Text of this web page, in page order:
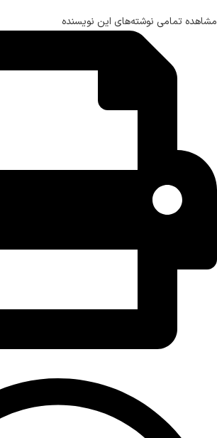
مشاهده تمامی نوشته‌های این نویسنده